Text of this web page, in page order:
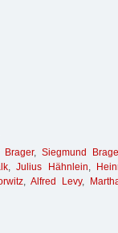
Brager, Siegmund
,Julius Hähnlein,
,Alfred Levy,